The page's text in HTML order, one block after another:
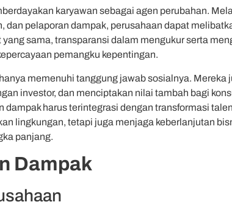
karyawan sebagai agen perubahan.
pelaporan dampak, perusahaan dapat
sama, transparansi dalam mengukur serta
pemangku kepentingan.
memenuhi tanggung jawab sosialnya. Mereka
investor, dan menciptakan nilai tambah bagi
dampak harus terintegrasi dengan transformasi
lingkungan, tetapi juga menjaga keberlanjutan
panjang.
Dampak